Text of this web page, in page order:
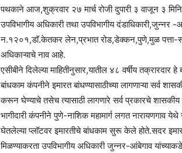
पथकाने आज,शुक्रवार २७ मार्च रोजी दुपारी ३ वाजून ३
उपविभागीय अधिकारी तथा उपविभागीय
न.१२०१,डॉ.केतकर लेन,प्रभात रोड,डेक्कन,पुणे,मुळ पत्ता-
अधिकाऱ्याचे नाव आहे.
एसीबीने दिलेल्या माहितीनुसार,यातील ४८ वर्षीय
बांधकाम कंपनीने इमारत बांधण्यासाठीच्या लागणाऱ्या सर्व
करून घेण्याचे तसेच त्यासाठी लागणारे सर्व प्रकारचे
भागीदारी कंपनीने पुणे-नाशिक महामार्ग लगत
घेतलेल्या प्लॉटवर इमारतीचे बांधकाम सुरू केले होते.सदर
मिळण्याकरता उपविभागीय अधिकारी जुन्नर-आंबेगाव